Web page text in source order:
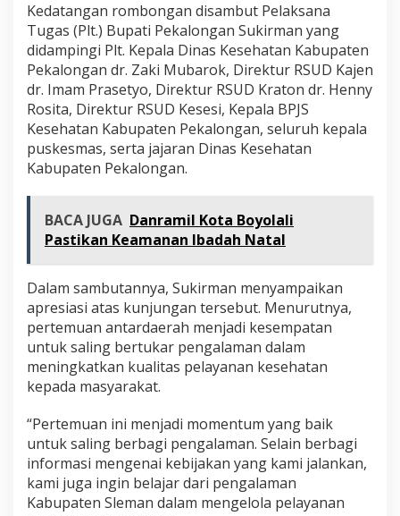
Kedatangan rombongan disambut Pelaksana
Tugas (Plt.) Bupati Pekalongan Sukirman yang
didampingi Plt. Kepala Dinas Kesehatan Kabupaten
Pekalongan dr. Zaki Mubarok, Direktur RSUD Kajen
dr. Imam Prasetyo, Direktur RSUD Kraton dr. Henny
Rosita, Direktur RSUD Kesesi, Kepala BPJS
Kesehatan Kabupaten Pekalongan, seluruh kepala
puskesmas, serta jajaran Dinas Kesehatan
Kabupaten Pekalongan.
BACA JUGA Danramil Kota Boyolali
Pastikan Keamanan Ibadah Natal
Dalam sambutannya, Sukirman menyampaikan
apresiasi atas kunjungan tersebut. Menurutnya,
pertemuan antardaerah menjadi kesempatan
untuk saling bertukar pengalaman dalam
meningkatkan kualitas pelayanan kesehatan
kepada masyarakat.
“Pertemuan ini menjadi momentum yang baik
untuk saling berbagi pengalaman. Selain berbagi
informasi mengenai kebijakan yang kami jalankan,
kami juga ingin belajar dari pengalaman
Kabupaten Sleman dalam mengelola pelayanan